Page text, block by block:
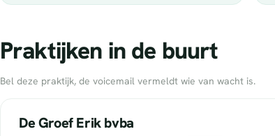
Praktijken in de buurt
Bel deze praktijk, de voicemail vermeldt wie van wacht is.
De Groef Erik bvba